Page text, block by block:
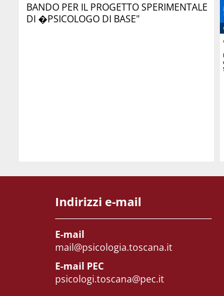
BANDO PER IL PROGETTO SPERIMENTALE
DI �PSICOLOGO DI BASE"
Indirizzi e-mail
E-mail
mail@psicologia.toscana.it
E-mail PEC
psicologi.toscana@pec.it